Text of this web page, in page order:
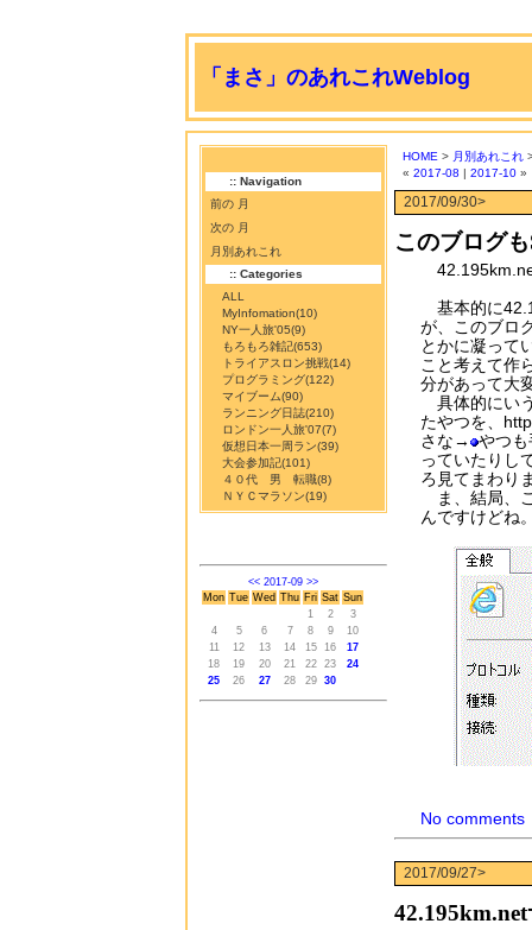
「まさ」のあれこれWeblog
:: Navigation
前の 月
次の 月
月別あれこれ
:: Categories
ALL
MyInfomation(10)
NY一人旅'05(9)
もろもろ雑記(653)
トライアスロン挑戦(14)
プログラミング(122)
マイブーム(90)
ランニング日誌(210)
ロンドン一人旅'07(7)
仮想日本一周ラン(39)
大会参加記(101)
４０代 男 転職(8)
ＮＹＣマラソン(19)
<< 2017-09 >>
Mon Tue Wed Thu Fri Sat Sun
1
2
3
4
5 6 7 8 9
10
11
12 13 14 15 16
17
18
19 20 21 22 23
24
25
26 27 28 29 30
HOME > 月別あれこれ
« 2017-08 | 2017-10 »
2017/09/30>
このブログ
基本的に
が、このブロ
とかに凝って
こと考えて作
分があって大
具体的にい
たやつを、
さな→
やつ
っていたりし
ろ見てまわり
ま、結局、
んですけどね
No comments
2017/09/27>